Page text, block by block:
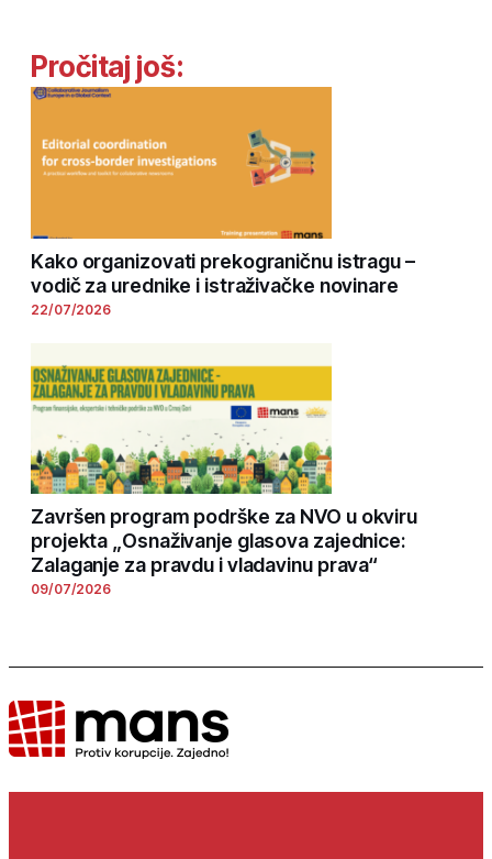
Pročitaj još:
Kako organizovati prekograničnu istragu –
vodič za urednike i istraživačke novinare
22/07/2026
Završen program podrške za NVO u okviru
projekta „Osnaživanje glasova zajednice:
Zalaganje za pravdu i vladavinu prava“
09/07/2026